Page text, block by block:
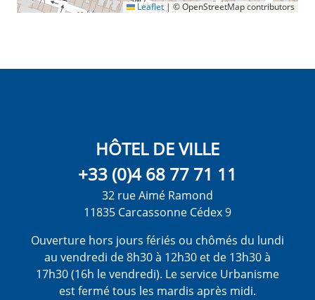
Leaflet | © OpenStreetMap contributors
HÔTEL DE VILLE
+33 (0)4 68 77 71 11
32 rue Aimé Ramond
11835 Carcassonne Cédex 9
Ouverture hors jours fériés ou chômés du lundi
au vendredi de 8h30 à 12h30 et de 13h30 à
17h30 (16h le vendredi). Le service Urbanisme
est fermé tous les mardis après midi.